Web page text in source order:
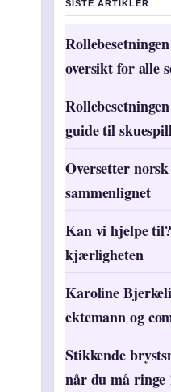
SISTE ARTIKLER
oversikt for alle
guide til
Oversetter
sammenlignet
Kan vi hjelpe
kjærligheten
Karoline
ektemann og
Stikkende
når du må ringe